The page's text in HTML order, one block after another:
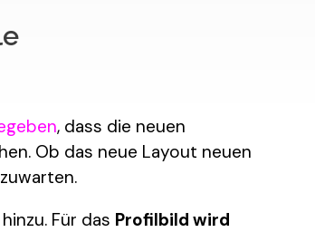
, dass die neuen
Ob das neue Layout neuen
Für das Profilbild wird